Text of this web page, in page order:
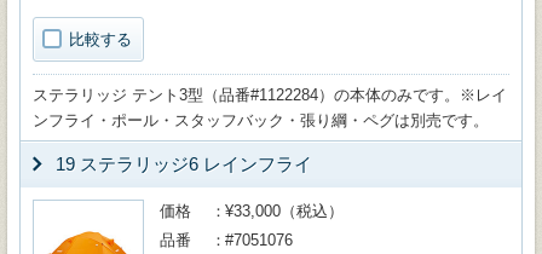
比較する
ステラリッジ テント3型（品番#1122284）の本体のみです。※レイ
ンフライ・ポール・スタッフバック・張り綱・ペグは別売です。
19 ステラリッジ6 レインフライ
価格
¥33,000（税込）
品番
#7051076